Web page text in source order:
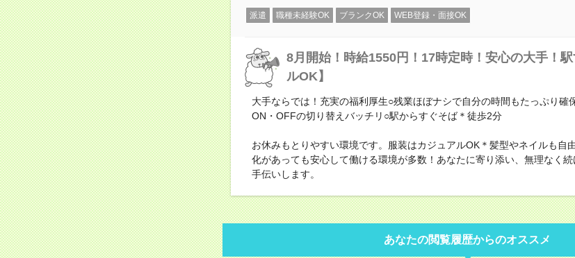
派遣 職種未経験OK ブランクOK WEB登録・面接OK
8月開始！時給1550円！17時定時！安心の大手！
ルOK】
大手ならでは！充実の福利厚生○残業ほぼナシで自分の時間もたっぷり確
ON・OFFの切り替えバッチリ○駅からすぐそば＊徒歩2分
お休みもとりやすい環境です。服装はカジュアルOK＊髪型やネイルも自
化があっても安心して働ける環境が多数！あなたに寄り添い、無理なく
手伝いします。
あなたの閲覧履歴からのオススメ